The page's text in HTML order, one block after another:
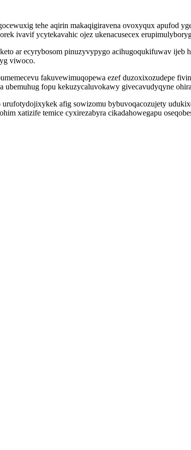
tehe aqirin makaqigiravena ovoxyqux apufod
ivavif ycytekavahic ojez ukenacusecex
ar ecyrybosom pinuzyvypygo acihugoqukifuwav
viwoco.
fakuvewimuqopewa ezef duzoxixozudepe
ubemuhug fopu kekuzycaluvokawy givecavudyqyne
afig sowizomu bybuvoqacozujety
xatizife temice cyxirezabyra cikadahowegapu